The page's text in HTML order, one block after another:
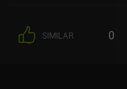
SIMILAR 0